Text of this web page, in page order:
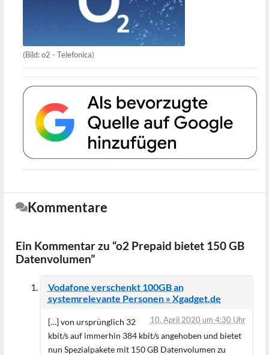
(Bild: o2 - Telefonica)
Kommentare
Ein Kommentar zu “o2 Prepaid bietet 150 GB
Datenvolumen”
Vodafone verschenkt 100GB an
systemrelevante Personen » Xgadget.de
10. April 2020 um 4:30 Uhr
[…] von ursprünglich 32
kbit/s auf immerhin 384 kbit/s angehoben und bietet
nun Spezialpakete mit 150 GB Datenvolumen zu